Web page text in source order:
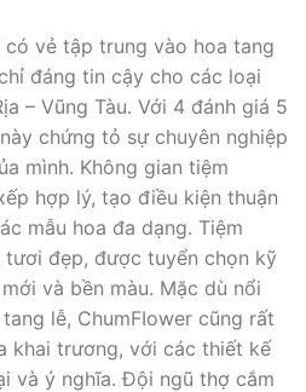
có vẻ tập trung vào hoa tang
đáng tin cậy cho các loại
– Vũng Tàu. Với 4 đánh giá 5
chứng tỏ sự chuyên nghiệp
mình. Không gian tiệm
hợp lý, tạo điều kiện thuận
mẫu hoa đa dạng. Tiệm
tươi đẹp, được tuyển chọn kỹ
và bền màu. Mặc dù nổi
lễ, ChumFIower cũng rất
khai trương, với các thiết kế
và ý nghĩa. Đội ngũ thợ cắm